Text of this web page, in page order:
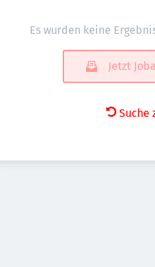
Es wurden keine
Jetzt
Suche